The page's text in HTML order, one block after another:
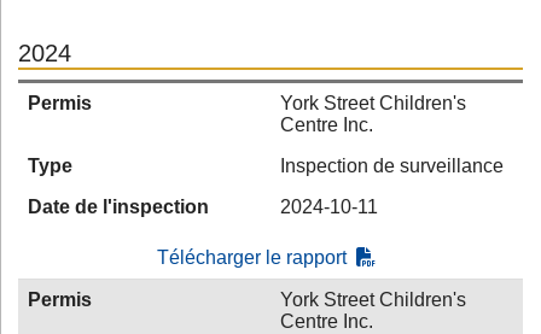
2024
Permis
York Street Children's
Centre Inc.
Type
Inspection de surveillance
Date de l'inspection
2024-10-11
Télécharger le rapport
Permis
York Street Children's
Centre Inc.